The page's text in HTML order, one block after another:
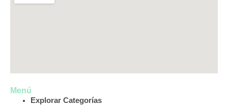
Menú
Explorar Categorías